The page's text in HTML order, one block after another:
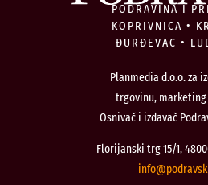
PODRAVINA I
KOPRIVNICA •
ĐURĐEVAC •
Planmedia d.o.o. za
trgovinu,
Osnivač i izdavač
Florijanski trg 15/1,
@ofni